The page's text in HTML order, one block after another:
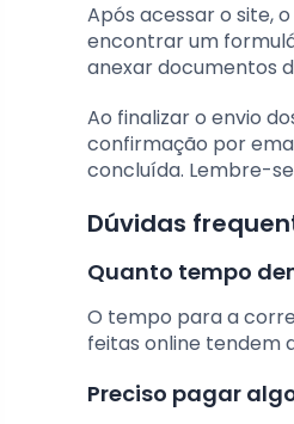
Após acessar o site,
encontrar um
anexar documentos
Ao finalizar o envio
confirmação por
concluída. Lembre-
Dúvidas
Quanto tempo
O tempo para a
feitas online tendem
Preciso pagar